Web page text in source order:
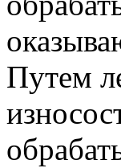
Путем